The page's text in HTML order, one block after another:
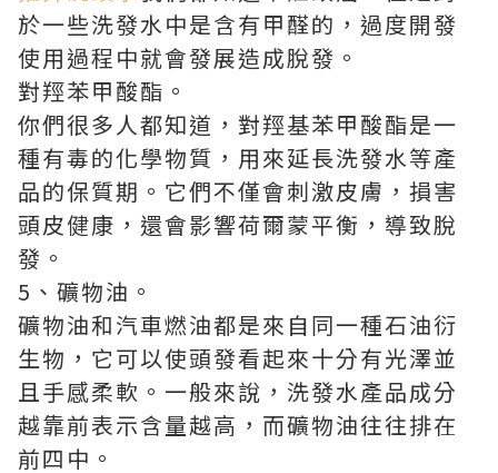
於一些洗發水中是含有甲醛的，過度開發
使用過程中就會發展造成脫發。
對羥苯甲酸酯。
你們很多人都知道，對羥基苯甲酸酯是一
種有毒的化學物質，用來延長洗發水等產
品的保質期。它們不僅會刺激皮膚，損害
頭皮健康，還會影響荷爾蒙平衡，導致脫
發。
5、礦物油。
礦物油和汽車燃油都是來自同一種石油衍
生物，它可以使頭發看起來十分有光澤並
且手感柔軟。一般來說，洗發水產品成分
越靠前表示含量越高，而礦物油往往排在
前四中。